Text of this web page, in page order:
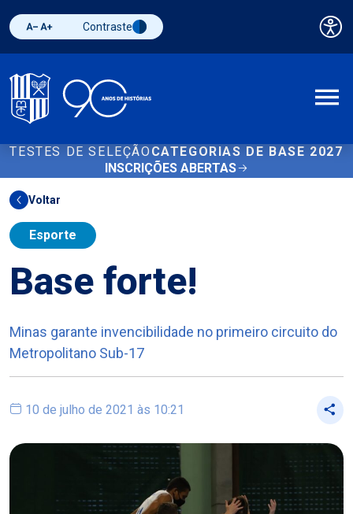
Diminuir fonte
Aumentar fonteAlternar contraste
Contraste
TESTES DE SELEÇÃO CATEGORIAS DE BASE 2027
INSCRIÇÕES ABERTAS
Voltar
Esporte
Base forte!
Minas garante invencibilidade no primeiro circuito do
Metropolitano Sub-17
10 de julho de 2021 às 10:21